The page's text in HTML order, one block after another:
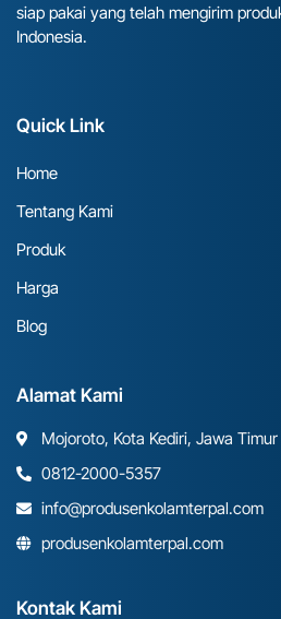
siap pakai yang telah mengirim
Indonesia.
Quick Link
Home
Tentang Kami
Produk
Harga
Blog
Alamat Kami
Mojoroto, Kota Kediri, Jawa Timur
0812-2000-5357
info@produsenkolamterpal.com
produsenkolamterpal.com
Kontak Kami